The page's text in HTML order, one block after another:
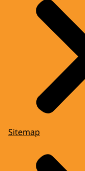
Sitemap